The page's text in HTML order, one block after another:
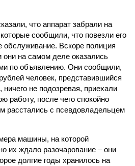
что аппарат забрали на
сообщили, что повезли его
обслуживание. Вскоре полиция
на самом деле оказались
по объявлению. Они сообщили,
человек, представившийся
не подозревая, приехали
работу, после чего спокойно
расстались с псевдовладельцем
машины, на которой
их ждало разочарование – они
долгие годы хранилось на